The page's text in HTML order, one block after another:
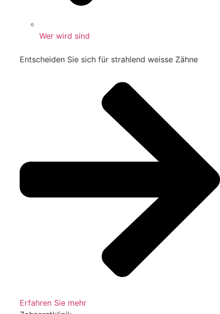
Wer wird sind
Entscheiden Sie sich für strahlend weisse Zähne
Erfahren Sie mehr